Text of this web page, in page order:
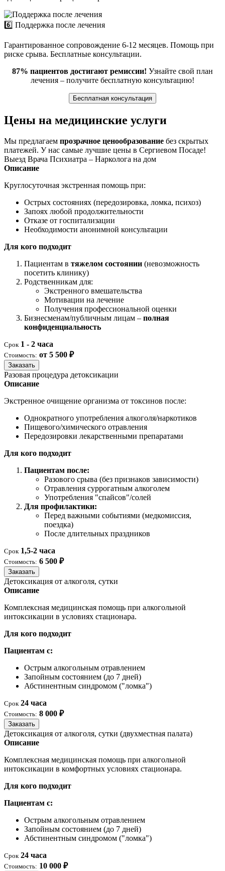
6️⃣ Поддержка после лечения
Гарантированное сопровождение 6-12 месяцев. Помощь при
риске срыва. Бесплатные консультации.
87% пациентов достигают ремиссии! Узнайте свой план
лечения – получите бесплатную консультацию!
Бесплатная консультация
Цены на медицинские услуги
Мы предлагаем прозрачное ценообразование без скрытых
платежей. У нас самые лучшие цены в Сергиевом Посаде!
Выезд Врача Психиатра – Нарколога на дом
Описание
Круглосуточная экстренная помощь при:
Острых состояниях (передозировка, ломка, психоз)
Запоях любой продолжительности
Отказе от госпитализации
Необходимости анонимной консультации
Для кого подходит
Пациентам в тяжелом состоянии (невозможность
посетить клинику)
Родственникам для:
Экстренного вмешательства
Мотивации на лечение
Получения профессиональной оценки
Бизнесменам/публичным лицам – полная
конфиденциальность
Срок 1 - 2 часа
Стоимость: от 5 500 ₽
Заказать
Разовая процедура детоксикации
Описание
Экстренное очищение организма от токсинов после:
Однократного употребления алкоголя/наркотиков
Пищевого/химического отравления
Передозировки лекарственными препаратами
Для кого подходит
Пациентам после:
Разового срыва (без признаков зависимости)
Отравления суррогатным алкоголем
Употребления "спайсов"/солей
Для профилактики:
Перед важными событиями (медкомиссия,
поездка)
После длительных праздников
Срок 1,5-2 часа
Стоимость: 6 500 ₽
Заказать
Детоксикация от алкоголя, сутки
Описание
Комплексная медицинская помощь при алкогольной
интоксикации в условиях стационара.
Для кого подходит
Пациентам с:
Острым алкогольным отравлением
Запойным состоянием (до 7 дней)
Абстинентным синдромом ("ломка")
Срок 24 часа
Стоимость: 8 000 ₽
Заказать
Детоксикация от алкоголя, сутки (двухместная палата)
Описание
Комплексная медицинская помощь при алкогольной
интоксикации в комфортных условиях стационара.
Для кого подходит
Пациентам с:
Острым алкогольным отравлением
Запойным состоянием (до 7 дней)
Абстинентным синдромом ("ломка")
Срок 24 часа
Стоимость: 10 000 ₽